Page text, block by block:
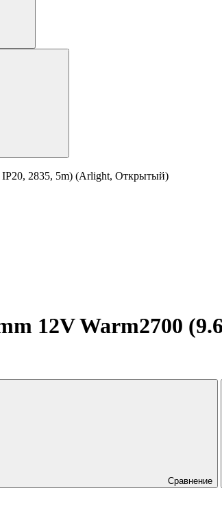
IP20, 2835, 5m) (Arlight, Открытый)
12V Warm2700
Сравнение